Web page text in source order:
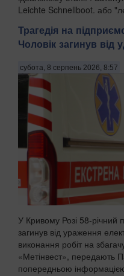
Leichte Schnellboot, або
Трагедія на
Чоловік загинув від
субота, 8 серпень 2026, 8:57
У Кривому Розі 58-річний
загинув від ураження
виконання робіт на
«Метінвест», передають
попередньою